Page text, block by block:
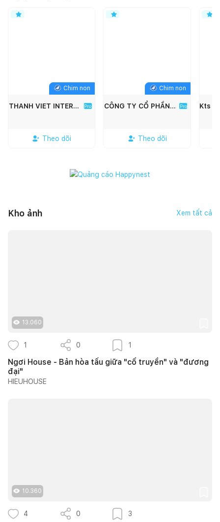
Chim non
THANH VIET INTERIOR Pro
Theo dõi
Chim non
CÔNG TY CỔ PHẦN KIẾN TRÚC XÂY DỰNG SONG PHÁT Pro
Theo dõi
Kho ảnh Xem tất cả
13.060
1 0 1
Ngơi House - Bản hòa tấu giữa "cổ truyền" và "đương
đại"
HIEUHOUSE
10.360
4 0 3